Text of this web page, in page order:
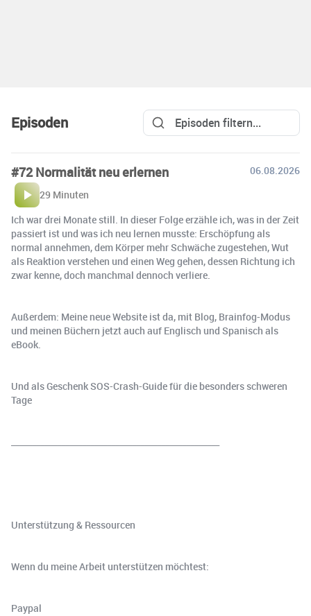
Episoden
#72 Normalität neu erlernen
06.08.2026
29 Minuten
Ich war drei Monate still. In dieser Folge erzähle ich, was in der Zeit
passiert ist und was ich neu lernen musste: Erschöpfung als
normal annehmen, dem Körper mehr Schwäche zugestehen, Wut
als Reaktion verstehen und einen Weg gehen, dessen Richtung ich
zwar kenne, doch manchmal dennoch verliere.
Außerdem: Meine neue Website ist da, mit Blog, Brainfog-Modus
und meinen Büchern jetzt auch auf Englisch und Spanisch als
eBook.
Und als Geschenk SOS-Crash-Guide für die besonders schweren
Tage
Unterstützung & Ressourcen
Wenn du meine Arbeit unterstützen möchtest:
⁠⁠⁠⁠⁠⁠Paypal⁠⁠⁠⁠⁠⁠